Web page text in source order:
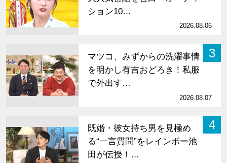
ション10…
2026.08.06
3
マツコ、みずからの洗濯事情
を明かし有吉おどろき！私服
で外出す…
2026.08.07
4
既婚・彼女持ち男を見極め
る“一言質問”をレインボー池
田が伝授！…